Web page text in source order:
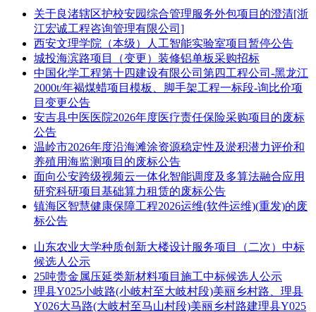
关于良渚辖区护校安园综合管理服务外包项目的澄清[浙
江宏诚工程咨询管理有限公司]
西安文理学院（本级）人工智能实验室项目暂停公告
城投海滨路项目（变更）装修铝单板采购招标
中国化学工程第十四建设有限公司第四工程公司-黑龙江
2000t/年褐煤蜡项目模板、脚手架工程一标段-询比价项
目变更公告
安吉县中医医院2026年度医疗责任保险采购项目的废标
公告
温岭市2026年度沿海滩涂资源稳定性及淤积潜力评价和
养殖用海监测项目的废标公告
面向公安跨级视频云一体化智能调度及多算法融合应用
研究科研项目基础算力租赁的废标公告
镇海区智慧健康保障工程2026运维(软件运维)(重发)的废
标公告
山东农业大学种质创新大楼设计服务项目（二次）中标
候选人公示
25吨贵金属压延类新材料项目施工中标候选人公示
理县Y025小岐路(小岐村至大岐村段)美丽乡村路、理县
Y026大马路(大岐村至马山村段)美丽乡村路建理县Y025